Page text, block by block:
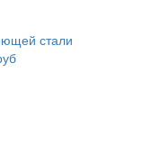
стали